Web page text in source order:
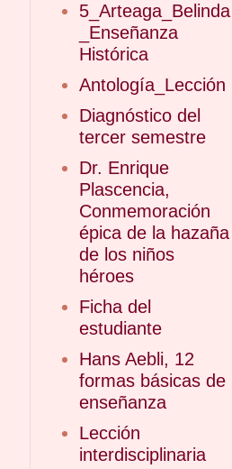
5_Arteaga_Belinda
_Enseñanza
Histórica
Antología_Lección
Diagnóstico del
tercer semestre
Dr. Enrique
Plascencia,
Conmemoración
épica de la hazaña
de los niños
héroes
Ficha del
estudiante
Hans Aebli, 12
formas básicas de
enseñanza
Lección
interdisciplinaria